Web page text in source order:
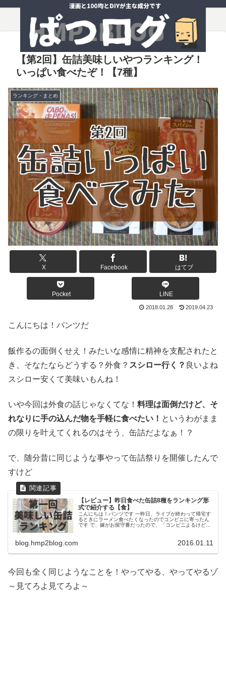
【第2回】缶詰美味しいやつランキング！
いっぱい食べたぞ！【7種】
ランキング・まとめ
X Facebook はてブ
Pocket LINE
2018.01.28 2019.04.23
こんにちは！パンツだ
飯作るの面倒くせえ！みたいな感情に精神を支配されたと
き、そなたならどうする？外食？ スシロー行く？ 良いよね
スシロー安くて美味いもんね！
いや今回は外食の話じゃなくてな！ 料理は面倒だけど、そ
れなりに手の込んだ物を手軽に食べたい！ というわがまま
の限りを叶えてくれるのはそう、缶詰だよなぁ！？
で、随分昔に同じような事やって缶詰祭りを開催したんで
すけど
【レビュー】昨日食べた缶詰8種をランキング形
式で紹介する【食】
こんにちは！パンツです 一昨日、ライブが終わって帰宅す
るときにラーメン食べたくなったのでコンビニに寄ったん
です で、嫁がお留守番だったので、「コンビニよるけどな
blog.hmp2blog.com 2016.01.11
今回も全く同じようなことを！やってやる、やってやるゾ
～見てろよ見てろよ～